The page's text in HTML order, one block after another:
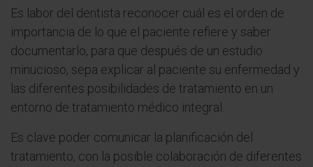
Es labor del dentista reconocer cuál es el orden de
importancia de lo que el paciente refiere y saber
documentarlo, para que después de un estudio
minucioso, sepa explicar al paciente su enfermedad y
las diferentes posibilidades de tratamiento en un
entorno de tratamiento médico integral.
Es clave poder comunicar la planificación del
tratamiento, con la posible colaboración de diferentes